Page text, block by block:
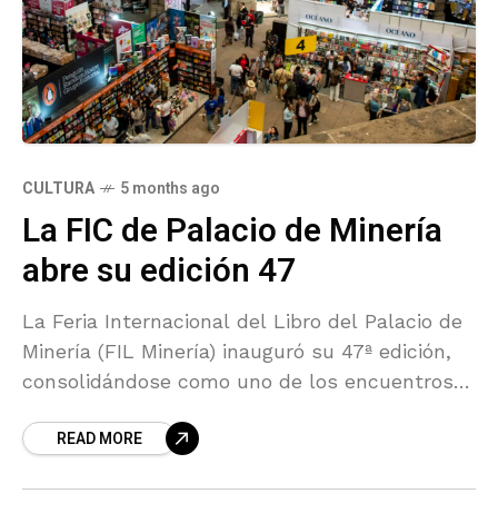
CULTURA 5 months ago
La FIC de Palacio de Minería
abre su edición 47
La Feria Internacional del Libro del Palacio de
Minería (FIL Minería) inauguró su 47ª edición,
consolidándose como uno de los encuentros
México. Organizada por
READ MORE